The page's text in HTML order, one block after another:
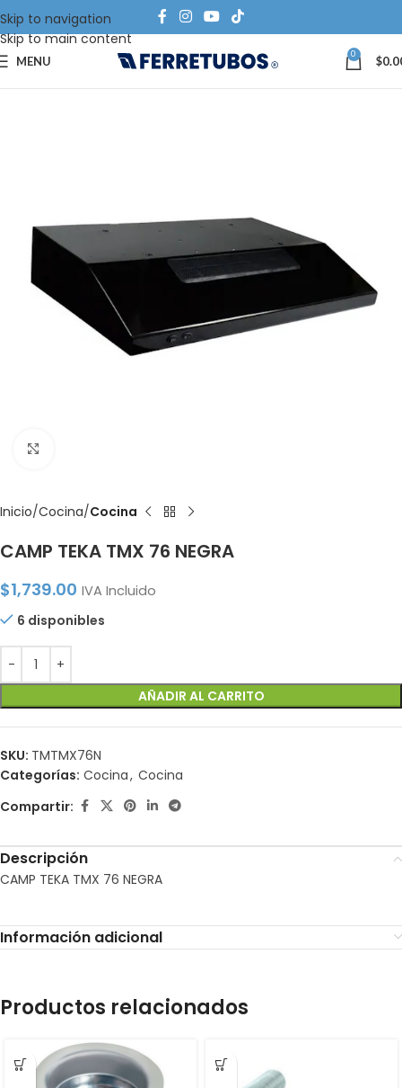
Skip to navigation
Skip to main content
MENU 0 $
Inicio Cocina Cocina
CAMP TEKA TMX 76 NEGRA
$1,739.00 IVA Incluido
6 disponibles
AÑADIR AL CARRITO
SKU: TMTMX76N
Categorías: Cocina, Cocina
Compartir:
Descripción
CAMP TEKA TMX 76 NEGRA
Información adicional
Productos relacionados